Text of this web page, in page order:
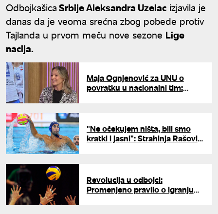
OdbojkašicaSrbije Aleksandra Uzelac izjavila je
danas da je veoma srećna zbog pobede protiv
Tajlanda u prvom meču nove sezone Lige
nacija.
Maja Ognjenović za UNU o
povratku u nacionalni tim:
"Ne očekujem ništa, bili smo
kratki i jasni": Strahinja Rašović
Revolucija u odbojci:
Promenjeno pravilo o igranju